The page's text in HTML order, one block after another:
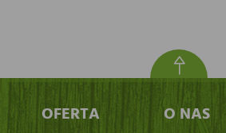
OFERTA O NAS